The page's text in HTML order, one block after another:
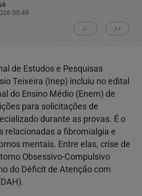
00:49
A- A+
de Estudos e Pesquisas
Teixeira (Inep) incluiu no edital
do Ensino Médio (Enem) de
para solicitações de
durante as provas. É o
relacionadas a fibromialgia e
mentais. Entre elas, crise de
Obsessivo-Compulsivo
do Déficit de Atenção com